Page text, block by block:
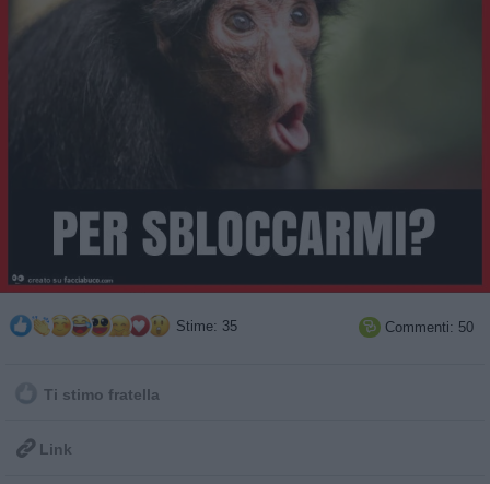
Stime: 35  Commenti: 50
Ti stimo fratella
 Link